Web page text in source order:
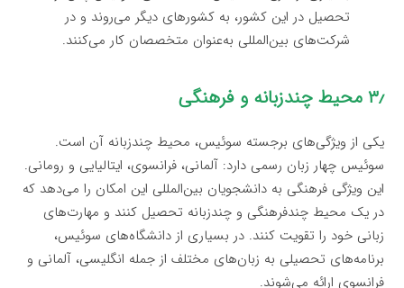
تحصیل در این کشور، به کشورهای دیگر می‌روند و در
شرکت‌های بین‌المللی به‌عنوان متخصصان کار می‌کنند.
۳٫ محیط چندزبانه و فرهنگی
یکی از ویژگی‌های برجسته سوئیس، محیط چندزبانه آن است.
سوئیس چهار زبان رسمی دارد: آلمانی، فرانسوی، ایتالیایی و رومانی.
این ویژگی فرهنگی به دانشجویان بین‌المللی این امکان را می‌دهد که
در یک محیط چندفرهنگی و چندزبانه تحصیل کنند و مهارت‌های
زبانی خود را تقویت کنند. در بسیاری از دانشگاه‌های سوئیس،
برنامه‌های تحصیلی به زبان‌های مختلف از جمله انگلیسی، آلمانی و
فرانسوی ارائه می‌شوند.